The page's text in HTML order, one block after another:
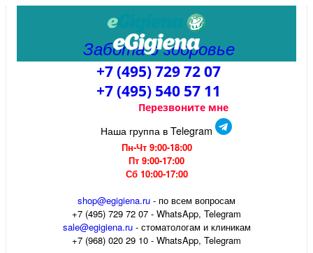
Забота о здоровье
+7 (495) 729 72 07
+7 (495) 540 57 11
Перезвоните мне
Наша группа в Telegram
Пн-Чт 9:00-18:00
Пт 9:00-17:00
Сб 10:00-17:00
shop@egigiena.ru - по всем вопросам
‎+7 (495) 729 72 07 - WhatsApp, Telegram
sale@egigiena.ru- стоматологам и клиникам
+7 (968) 020 29 10 - WhatsApp, Telegram